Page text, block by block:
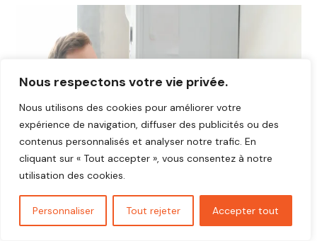
Nous respectons votre vie privée.
Nous utilisons des cookies pour améliorer votre
expérience de navigation, diffuser des publicités ou des
contenus personnalisés et analyser notre trafic. En
cliquant sur « Tout accepter », vous consentez à notre
utilisation des cookies.
Personnaliser Tout rejeter Accepter tout